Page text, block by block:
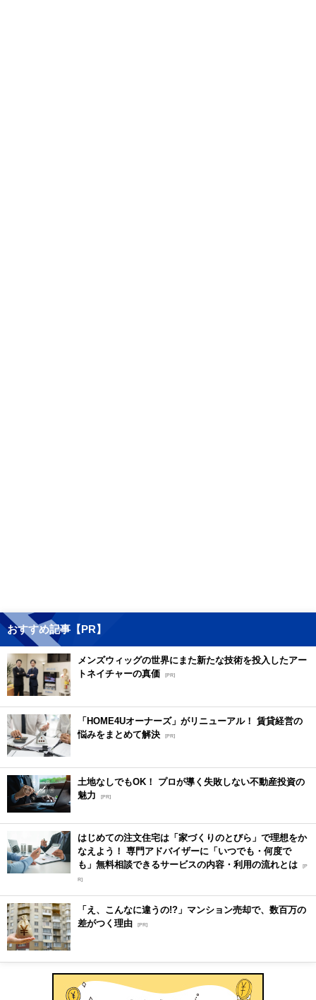
おすすめ記事【PR】
メンズウィッグの世界にまた新たな技術を投入したアー
トネイチャーの真価 [PR]
「HOME4Uオーナーズ」がリニューアル！ 賃貸経営の
悩みをまとめて解決 [PR]
土地なしでもOK！ プロが導く失敗しない不動産投資の
魅力
[PR]
はじめての注文住宅は「家づくりのとびら」で理想をか
なえよう！ 専門アドバイザーに「いつでも・何度で
も」無料相談できるサービスの内容・利用の流れとは [P
R]
「え、こんなに違うの!?」マンション売却で、数百万の
差がつく理由 [PR]